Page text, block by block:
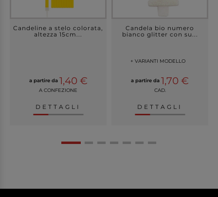
Candeline a stelo colorata,
altezza 15cm...
a partire da 1,40 €
A CONFEZIONE
DETTAGLI
Candela bio numero
bianco glitter con su...
+ VARIANTI MODELLO
a partire da 1,70 €
CAD.
DETTAGLI